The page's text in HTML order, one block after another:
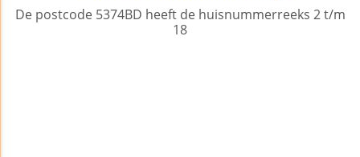
De postcode 5374BD heeft de huisnummerreeks 2 t/m
18